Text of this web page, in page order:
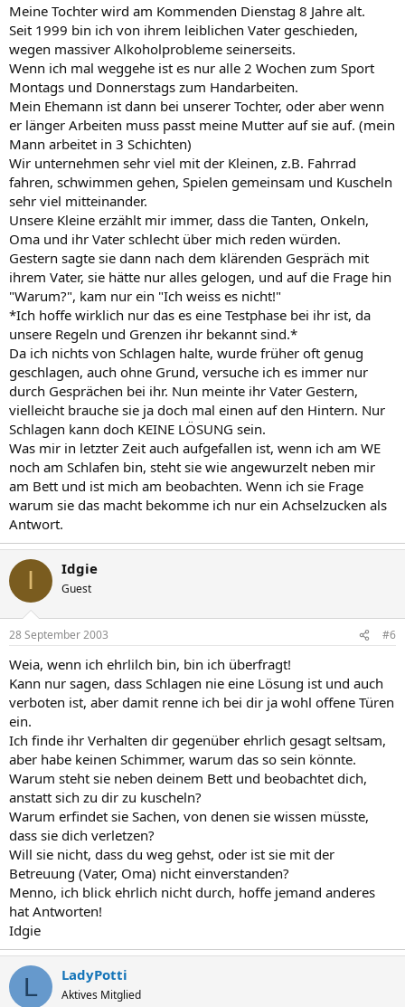
Meine Tochter wird am Kommenden Dienstag 8 Jahre alt.
Seit 1999 bin ich von ihrem leiblichen Vater geschieden,
wegen massiver Alkoholprobleme seinerseits.
Wenn ich mal weggehe ist es nur alle 2 Wochen zum Sport
Montags und Donnerstags zum Handarbeiten.
Mein Ehemann ist dann bei unserer Tochter, oder aber wenn
er länger Arbeiten muss passt meine Mutter auf sie auf. (mein
Mann arbeitet in 3 Schichten)
Wir unternehmen sehr viel mit der Kleinen, z.B. Fahrrad
fahren, schwimmen gehen, Spielen gemeinsam und Kuscheln
sehr viel mitteinander.
Unsere Kleine erzählt mir immer, dass die Tanten, Onkeln,
Oma und ihr Vater schlecht über mich reden würden.
Gestern sagte sie dann nach dem klärenden Gespräch mit
ihrem Vater, sie hätte nur alles gelogen, und auf die Frage hin
"Warum?", kam nur ein "Ich weiss es nicht!"
*Ich hoffe wirklich nur das es eine Testphase bei ihr ist, da
unsere Regeln und Grenzen ihr bekannt sind.*
Da ich nichts von Schlagen halte, wurde früher oft genug
geschlagen, auch ohne Grund, versuche ich es immer nur
durch Gesprächen bei ihr. Nun meinte ihr Vater Gestern,
vielleicht brauche sie ja doch mal einen auf den Hintern. Nur
Schlagen kann doch KEINE LÖSUNG sein.
Was mir in letzter Zeit auch aufgefallen ist, wenn ich am WE
noch am Schlafen bin, steht sie wie angewurzelt neben mir
am Bett und ist mich am beobachten. Wenn ich sie Frage
warum sie das macht bekomme ich nur ein Achselzucken als
Antwort.
I Idgie
Guest
28 September 2003 #6
Weia, wenn ich ehrlilch bin, bin ich überfragt!
Kann nur sagen, dass Schlagen nie eine Lösung ist und auch
verboten ist, aber damit renne ich bei dir ja wohl offene Türen
ein.
Ich finde ihr Verhalten dir gegenüber ehrlich gesagt seltsam,
aber habe keinen Schimmer, warum das so sein könnte.
Warum steht sie neben deinem Bett und beobachtet dich,
anstatt sich zu dir zu kuscheln?
Warum erfindet sie Sachen, von denen sie wissen müsste,
dass sie dich verletzen?
Will sie nicht, dass du weg gehst, oder ist sie mit der
Betreuung (Vater, Oma) nicht einverstanden?
Menno, ich blick ehrlich nicht durch, hoffe jemand anderes
hat Antworten!
Idgie
L LadyPotti
Aktives Mitglied